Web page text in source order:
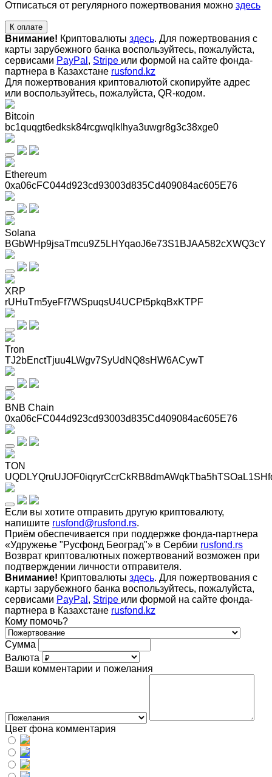
Отписаться от регулярного пожертвования можно здесь
К оплате
Внимание! Криптовалюты здесь. Для пожертвования с
карты зарубежного банка воспользуйтесь, пожалуйста,
сервисами PayPal , Stripe или формой на сайте фонда-
партнера в Казахстане rusfond.kz
Для пожертвования криптовалютой скопируйте адрес
или воспользуйтесь, пожалуйста, QR-кодом.
Bitcoin
bc1quqgt6edksk84rcgwqlklhya3uwgr8g3c38xge0
Ethereum
0xa06cFC044d923cd93003d835Cd409084ac605E76
Solana
BGbWHp9jsaTmcu9Z5LHYqaoJ6e73S1BJAA582cXWQ3cY
XRP
rUHuTm5yeFf7WSpuqsU4UCPt5pkqBxKTPF
Tron
TJ2bEnctTjuu4LWgv7SyUdNQ8sHW6ACywT
BNB Chain
0xa06cFC044d923cd93003d835Cd409084ac605E76
TON
Если вы хотите отправить другую криптовалюту,
напишите rusfond@rusfond.rs.
Приём обеспечивается при поддержке фонда-партнера
«Удружење "Русфонд Београд"» в Сербии rusfond.rs
Возврат криптовалютных пожертвований возможен при
подтверждении личности отправителя.
Внимание! Криптовалюты здесь. Для пожертвования с
карты зарубежного банка воспользуйтесь, пожалуйста,
сервисами PayPal , Stripe или формой на сайте фонда-
партнера в Казахстане rusfond.kz
Кому помочь?
Сумма
Валюта
Ваши комментарии и пожелания
Цвет фона комментария